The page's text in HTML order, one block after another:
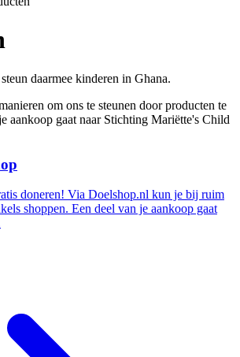
daarmee kinderen in Ghana.
om ons te steunen door producten te
aankoop gaat naar Stichting Mariëtte's Child
doneren! Via Doelshop.nl kun je bij ruim
shoppen. Een deel van je aankoop gaat